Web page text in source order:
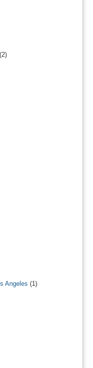
Angeles (1)